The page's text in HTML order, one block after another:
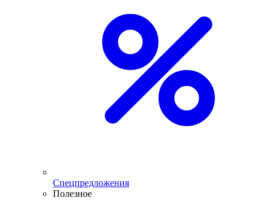
Спецпредложения
Полезное